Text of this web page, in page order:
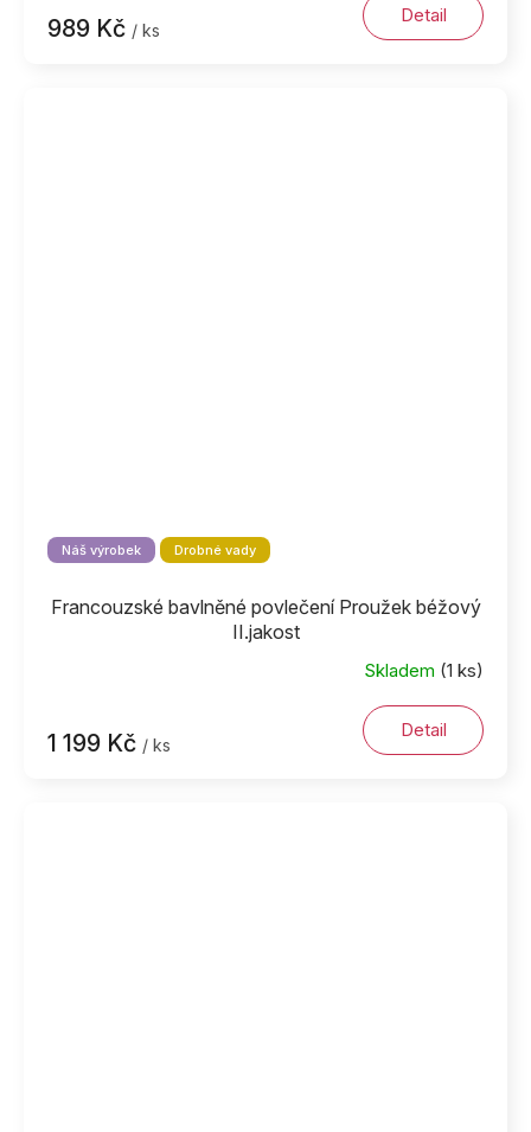
989 Kč / ks
Detail
Náš výrobek Drobné vady
Francouzské bavlněné povlečení Proužek béžový
II.jakost
Skladem (1 ks)
1 199 Kč / ks
Detail